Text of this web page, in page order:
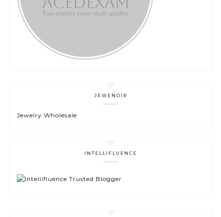
JEWENOIR
Jewelry Wholesale
INTELLIFLUENCE